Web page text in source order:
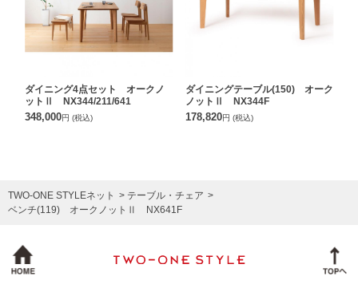
ダイニング4点セット オークノ
ットⅡ NX344/211/641
348,000円 (税込)
ダイニングテーブル(150) オーク
ノットⅡ NX344F
178,820円 (税込)
TWO-ONE STYLEネット
テーブル・チェア
ベンチ(119) オークノットⅡ NX641F